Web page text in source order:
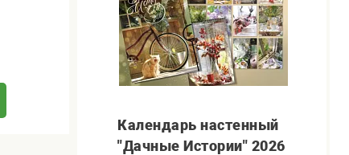
Календарь настенный
"Дачные Истории" 2026